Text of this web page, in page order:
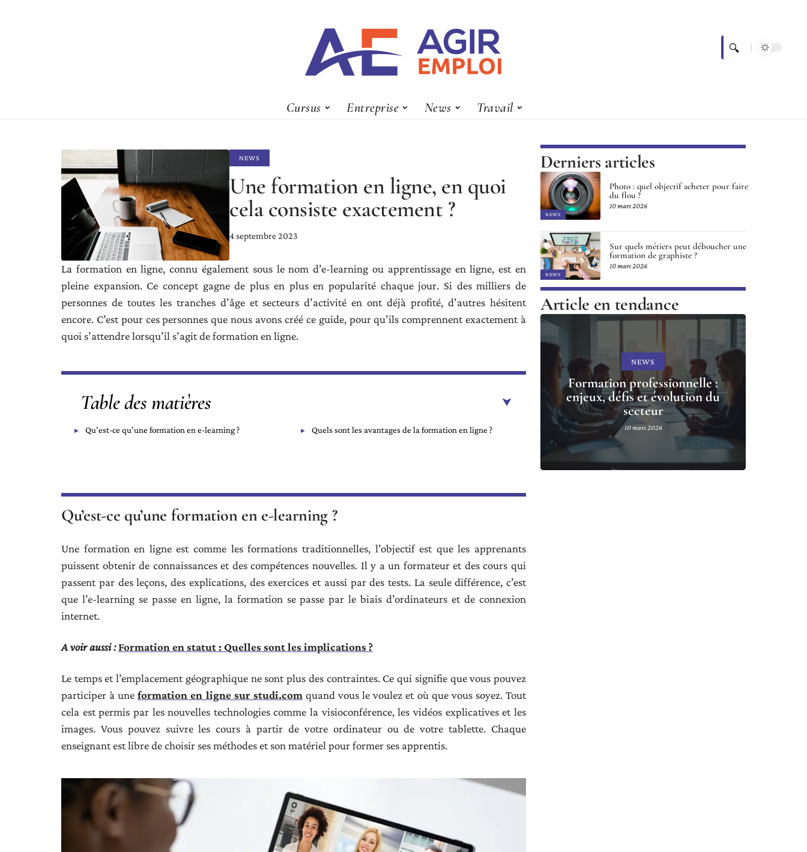
Cursus Entreprise News Travail
NEWS
Une formation en ligne, en quoi
cela consiste exactement ?
4 septembre 2023
La formation en ligne, connu également sous le nom d’e-learning ou apprentissage en ligne, est en
pleine expansion. Ce concept gagne de plus en plus en popularité chaque jour. Si des milliers de
personnes de toutes les tranches d’âge et secteurs d’activité en ont déjà profité, d’autres hésitent
encore. C’est pour ces personnes que nous avons créé ce guide, pour qu’ils comprennent exactement à
quoi s’attendre lorsqu’il s’agit de formation en ligne.
Table des matières
Qu’est-ce qu’une formation en e-learning ? Quels sont les avantages de la formation en ligne ?
Qu’est-ce qu’une formation en e-learning ?
Une formation en ligne est comme les formations traditionnelles, l’objectif est que les apprenants
puissent obtenir de connaissances et des compétences nouvelles. Il y a un formateur et des cours qui
passent par des leçons, des explications, des exercices et aussi par des tests. La seule différence, c’est
que l’e-learning se passe en ligne, la formation se passe par le biais d’ordinateurs et de connexion
internet.
A voir aussi :Formation en statut : Quelles sont les implications ?
Le temps et l’emplacement géographique ne sont plus des contraintes. Ce qui signifie que vous pouvez
participer à uneformation en ligne sur studi.com quand vous le voulez et où que vous soyez. Tout
cela est permis par les nouvelles technologies comme la visioconférence, les vidéos explicatives et les
images. Vous pouvez suivre les cours à partir de votre ordinateur ou de votre tablette. Chaque
enseignant est libre de choisir ses méthodes et son matériel pour former ses apprentis.
Derniers articles
NEWS
Photo : quel objectif acheter pour faire
du flou ?
10 mars 2026
NEWS
Sur quels métiers peut déboucher une
formation de graphiste ?
10 mars 2026
Article en tendance
NEWS
Formation professionnelle :
enjeux, défis et évolution du
secteur
10 mars 2026